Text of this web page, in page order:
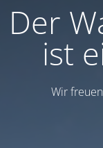
Der
ist
Wir